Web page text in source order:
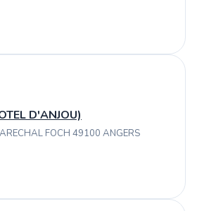
D'ANJOU)
FOCH 49100 ANGERS